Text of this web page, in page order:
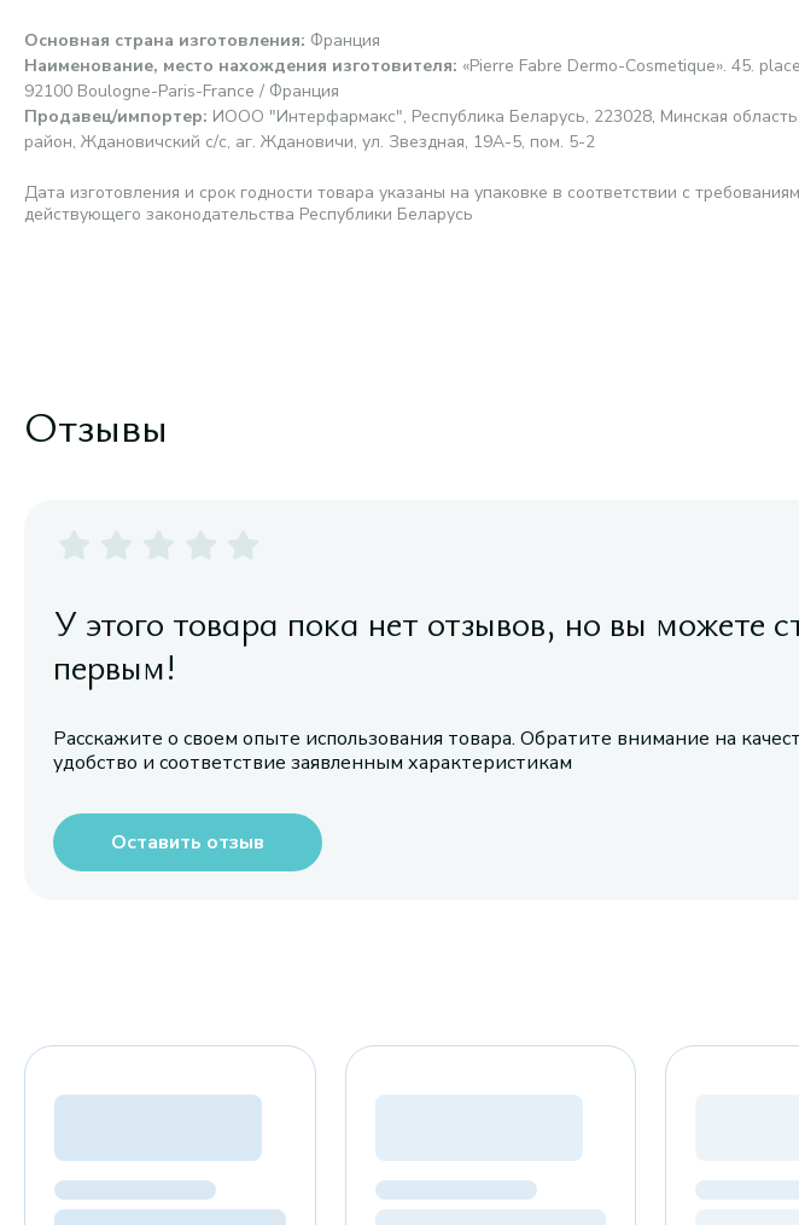
Основная страна изготовления: Франция
Наименование, место нахождения изготовителя: «Pierre Fabre Dermo-Cosmetique». 45.
92100 Boulogne-Paris-France / Франция
Продавец/импортер: ИООО "Интерфармакс", Республика Беларусь, 223028, Минская
район, Ждановичский с/с, аг. Ждановичи, ул. Звездная, 19А-5, пом. 5-2
Дата изготовления и срок годности товара указаны на упаковке в соответствии с
действующего законодательства Республики Беларусь
Отзывы
У этого товара пока нет отзывов, но вы можете
первым!
Расскажите о своем опыте использования товара. Обратите внимание на
удобство и соответствие заявленным характеристикам
Оставить отзыв